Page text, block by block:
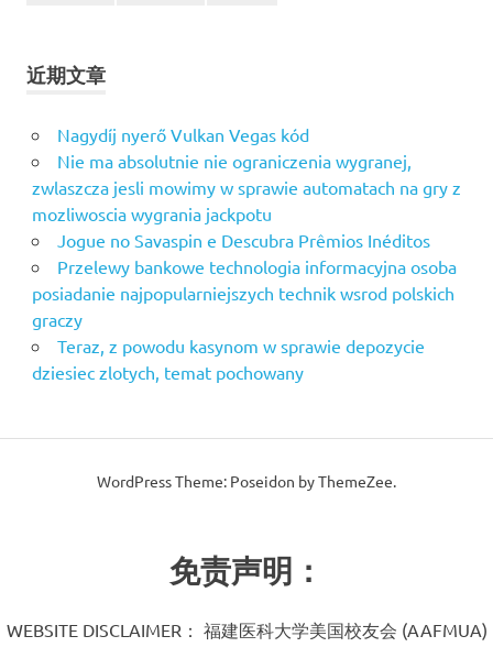
近期文章
Nagydíj nyerő Vulkan Vegas kód
Nie ma absolutnie nie ograniczenia wygranej,
zwlaszcza jesli mowimy w sprawie automatach na gry z
mozliwoscia wygrania jackpotu
Jogue no Savaspin e Descubra Prêmios Inéditos
Przelewy bankowe technologia informacyjna osoba
posiadanie najpopularniejszych technik wsrod polskich
graczy
Teraz, z powodu kasynom w sprawie depozycie
dziesiec zlotych, temat pochowany
WordPress Theme: Poseidon by ThemeZee.
免责声明：
WEBSITE DISCLAIMER： 福建医科大学美国校友会 (AAFMUA)